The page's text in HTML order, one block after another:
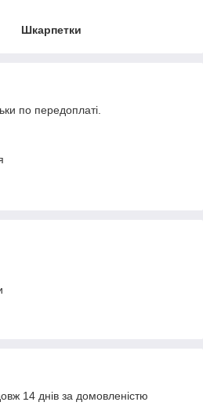
Шкарпетки
по передоплаті.
14 днів за домовленістю